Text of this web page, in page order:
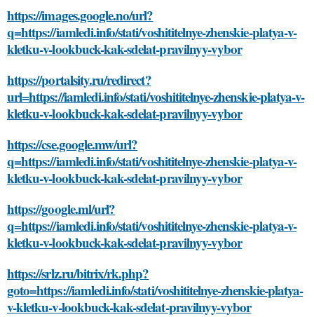
https://images.google.no/url?
q=https://iamledi.info/stati/voshititelnye-zhenskie-platya-v-
kletku-v-lookbuck-kak-sdelat-pravilnyy-vybor
https://portalsity.ru/redirect?
url=https://iamledi.info/stati/voshititelnye-zhenskie-platya-v-
kletku-v-lookbuck-kak-sdelat-pravilnyy-vybor
https://cse.google.mw/url?
q=https://iamledi.info/stati/voshititelnye-zhenskie-platya-v-
kletku-v-lookbuck-kak-sdelat-pravilnyy-vybor
https://google.ml/url?
q=https://iamledi.info/stati/voshititelnye-zhenskie-platya-v-
kletku-v-lookbuck-kak-sdelat-pravilnyy-vybor
https://srlz.ru/bitrix/rk.php?
goto=https://iamledi.info/stati/voshititelnye-zhenskie-platya-
v-kletku-v-lookbuck-kak-sdelat-pravilnyy-vybor